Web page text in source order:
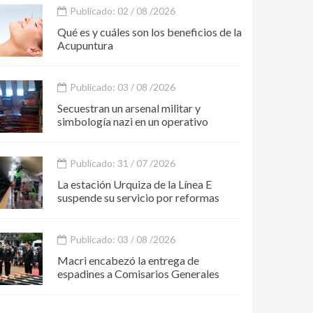
Publicado: 02 / 08 /2026
Qué es y cuáles son los beneficios de la
Acupuntura
Publicado: 03 / 08 /2026
Secuestran un arsenal militar y
simbología nazi en un operativo
Publicado: 31 / 07 /2026
La estación Urquiza de la Línea E
suspende su servicio por reformas
Publicado: 03 / 08 /2026
Macri encabezó la entrega de
espadines a Comisarios Generales